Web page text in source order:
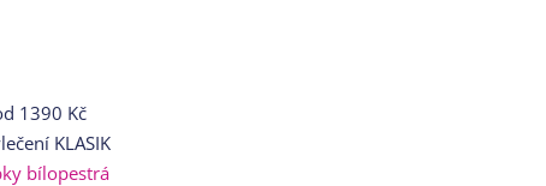
1390 Kč
KLASIK
bílopestrá